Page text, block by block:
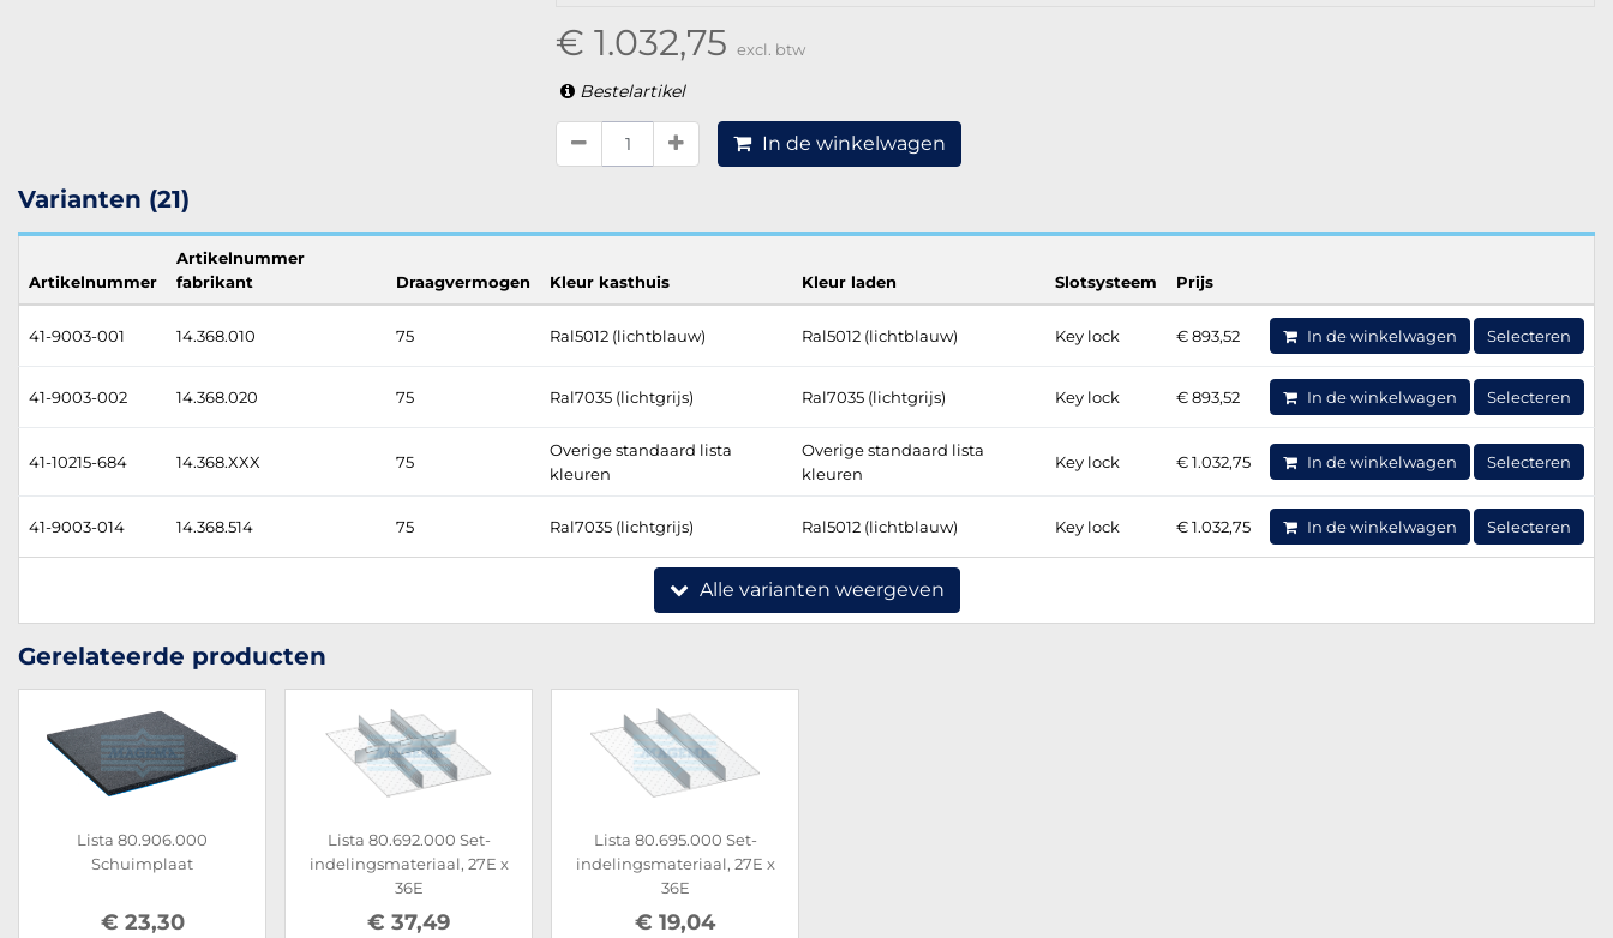
€ 1.032,75 excl. btw
Bestelartikel
In de winkelwagen
Varianten (21)
Artikelnummer
Artikelnummer
fabrikant
Draagvermogen Kleur kasthuis Kleur laden Slotsysteem Prijs
41-9003-001 14.368.010 75 Ral5012 (lichtblauw) Ral5012 (lichtblauw) Key lock € 893,52 In de winkelwagen Selecteren
41-9003-002 14.368.020 75 Ral7035 (lichtgrijs) Ral7035 (lichtgrijs) Key lock € 893,52 In de winkelwagen Selecteren
41-10215-684 14.368.XXX 75
Overige standaard lista
kleuren
Overige standaard lista
kleuren
Key lock € 1.032,75 In de winkelwagen Selecteren
41-9003-014 14.368.514 75 Ral7035 (lichtgrijs) Ral5012 (lichtblauw) Key lock € 1.032,75 In de winkelwagen Selecteren
Alle varianten weergeven
Gerelateerde producten
Lista 80.906.000
Schuimplaat
€ 23,30
Lista 80.692.000 Set-
indelingsmateriaal, 27E x
36E
€ 37,49
Lista 80.695.000 Set-
indelingsmateriaal, 27E x
36E
€ 19,04